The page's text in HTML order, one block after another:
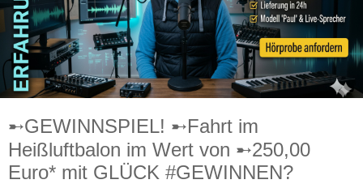
➸GEWINNSPIEL! ➸Fahrt im
Heißluftbalon im Wert von ➸250,00
Euro* mit GLÜCK #GEWINNEN?